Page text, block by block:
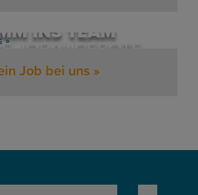
INS TEAM
JOBANGEBOTE
Job bei uns »